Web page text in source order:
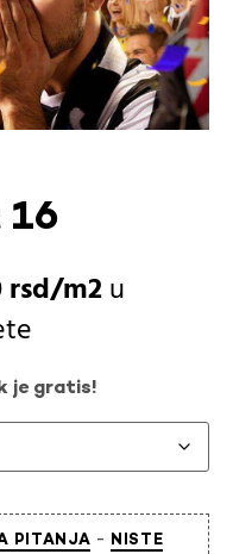
16
rsd
u
je gratis!
PITANJA - NISTE